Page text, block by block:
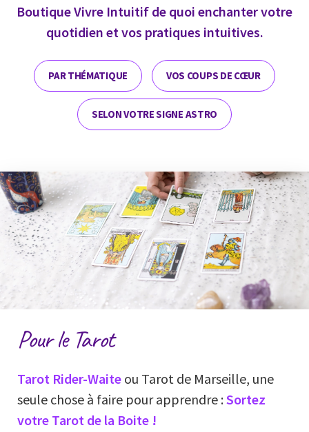
Boutique Vivre Intuitif de quoi enchanter votre
quotidien et vos pratiques intuitives.
PAR THÉMATIQUE VOS COUPS DE CŒUR
SELON VOTRE SIGNE ASTRO
Pour le Tarot
Tarot Rider-Waite ou Tarot de Marseille, une
seule chose à faire pour apprendre :Sortez
votre Tarot de la Boite !